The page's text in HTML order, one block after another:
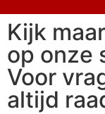
Kijk
op onze
Voor
altijd